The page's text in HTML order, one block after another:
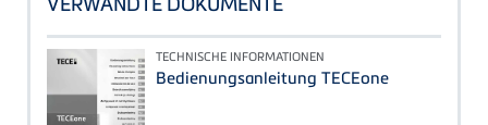
TECHNISCHE INFORMATIONEN
Bedienungsanleitung TECEone